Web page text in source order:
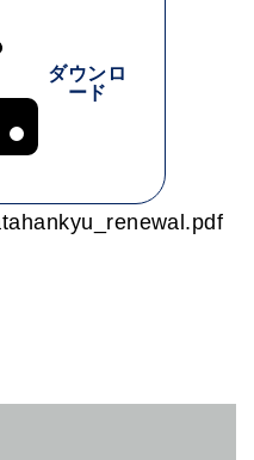
ダウンロ
ード